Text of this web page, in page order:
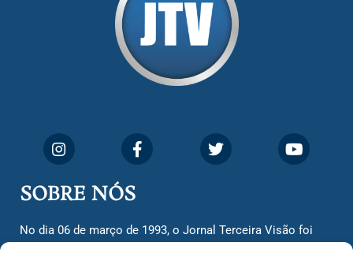
SOBRE NÓS
No dia 06 de março de 1993, o Jornal Terceira Visão foi